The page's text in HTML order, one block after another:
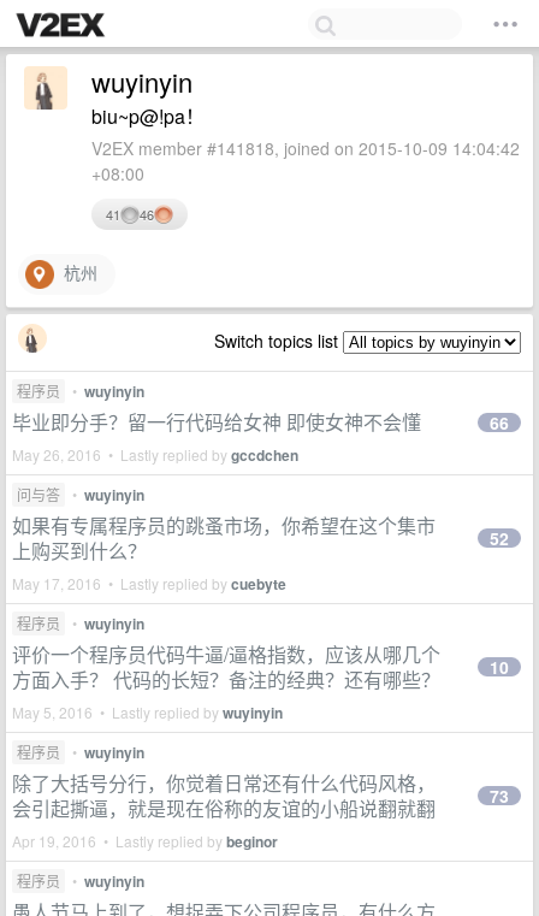
wuyinyin
biu~p@!pa！
V2EX member #141818, joined on 2015-10-09 14:04:42
+08:00
41 46
杭州
Switch topics list
程序员 • wuyinyin
毕业即分手？留一行代码给女神 即使女神不会懂
May 26, 2016 • Lastly replied bygccdchen
66
问与答 • wuyinyin
如果有专属程序员的跳蚤市场，你希望在这个集市
上购买到什么？
May 17, 2016 • Lastly replied bycuebyte
52
程序员 • wuyinyin
评价一个程序员代码牛逼/逼格指数，应该从哪几个
方面入手？ 代码的长短？备注的经典？还有哪些？
May 5, 2016 • Lastly replied bywuyinyin
10
程序员 • wuyinyin
除了大括号分行，你觉着日常还有什么代码风格，
会引起撕逼，就是现在俗称的友谊的小船说翻就翻
Apr 19, 2016 • Lastly replied bybeginor
73
程序员 • wuyinyin